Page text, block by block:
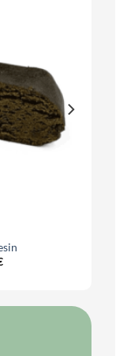
Price